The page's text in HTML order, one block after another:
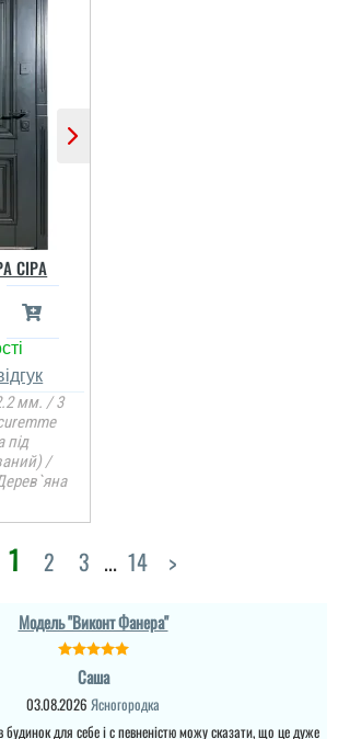
...
Сергій
дуже
ціні і
хороша
і
СІРА
мм. / 3
під
/
1 2 3 ... 14 >
Модель "Виконт Фанера"
Саша
03.08.2026 Ясногородка
будинок для себе і с певненістю можу сказати, що це дуже